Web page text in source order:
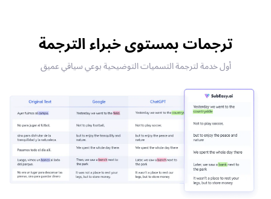
ترجمات بمستوى خبراء الترجمة
أول خدمة لترجمة التسميات التوضيحية بوعي سياقي عميق